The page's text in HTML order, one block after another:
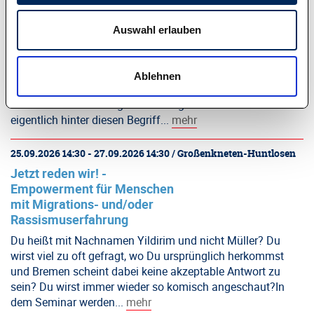
Auswahl erlauben
Ablehnen
Alle Gleich? Vorurteile und
Diskriminierung im Alltag
Ob in der Schule, im Freundeskreis, im Netz oder im
Arbeitsalltag: Wir alle begegnen Vorurteilen, Stereotypen
Seminar schauen wir gemeinsam genauer hin: Was steckt
eigentlich hinter diesen Begriff... mehr
25.09.2026 14:30 - 27.09.2026 14:30 / Großenkneten-Huntlosen
Jetzt reden wir! -
Empowerment für Menschen
mit Migrations- und/oder
Rassismuserfahrung
Du heißt mit Nachnamen Yildirim und nicht Müller? Du
wirst viel zu oft gefragt, wo Du ursprünglich herkommst
und Bremen scheint dabei keine akzeptable Antwort zu
sein? Du wirst immer wieder so komisch angeschaut?In
dem Seminar werden... mehr